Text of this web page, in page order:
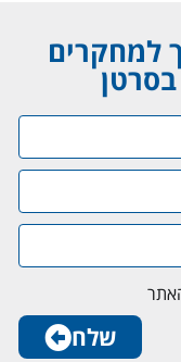
למחקרים
שלח